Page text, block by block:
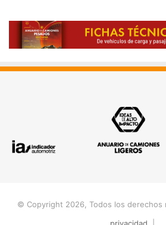
© Copyright 2026, Todos los